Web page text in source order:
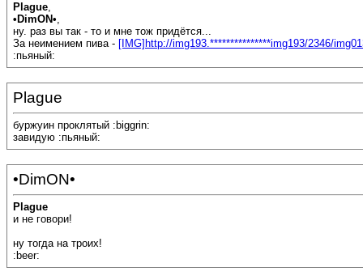
Plague,
•DimON•,
ну. раз вы так - то и мне тож придётся...
За неимением пива - [IMG]http://img193.***************img193/2346/
:пьяный:
Plague
буржуин проклятый :biggrin:
завидую :пьяный:
•DimON•
Plague
и не говори!
ну тогда на троих!
:beer: